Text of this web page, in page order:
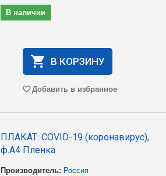
В наличии
В КОРЗИНУ
Добавить в избранное
ПЛАКАТ: COVID-19 (коронавирус),
ф.А4 Пленка
Производитель: Россия